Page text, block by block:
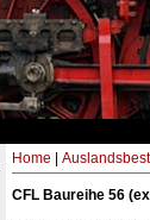
Home
CFL Baureihe 56